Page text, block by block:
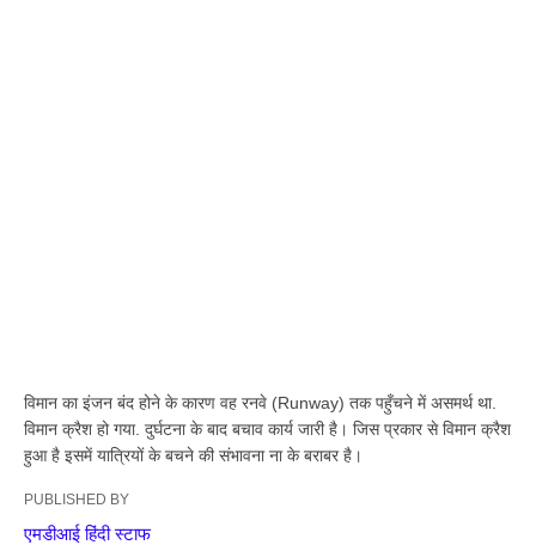
विमान का इंजन बंद होने के कारण वह रनवे (Runway) तक पहुँचने में असमर्थ था.
विमान क्रैश हो गया. दुर्घटना के बाद बचाव कार्य जारी है। जिस प्रकार से विमान क्रैश
हुआ है इसमें यात्रियों के बचने की संभावना ना के बराबर है।
PUBLISHED BY
एमडीआई हिंदी स्टाफ